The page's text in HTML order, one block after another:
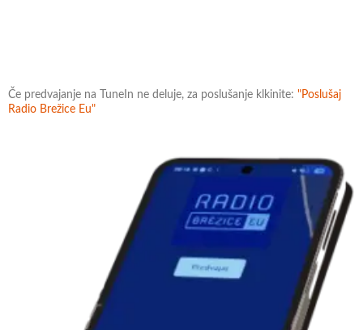
Če predvajanje na TuneIn ne deluje, za poslušanje klkinite: "Poslušaj
Radio Brežice Eu"